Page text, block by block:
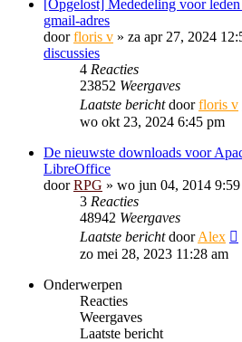
[Opgelost] Mededeling voor
gmail-adres
doorfloris v » za apr 27, 2024
discussies
4 Reacties
23852 Weergaves
Laatste berichtdoorfloris v
wo okt 23, 2024 6:45 pm
De nieuwste downloads voor
LibreOffice
doorRPG » wo jun 04, 2014
3 Reacties
48942 Weergaves
Laatste berichtdoorAlex
zo mei 28, 2023 11:28 am
Onderwerpen
Reacties
Weergaves
Laatste bericht